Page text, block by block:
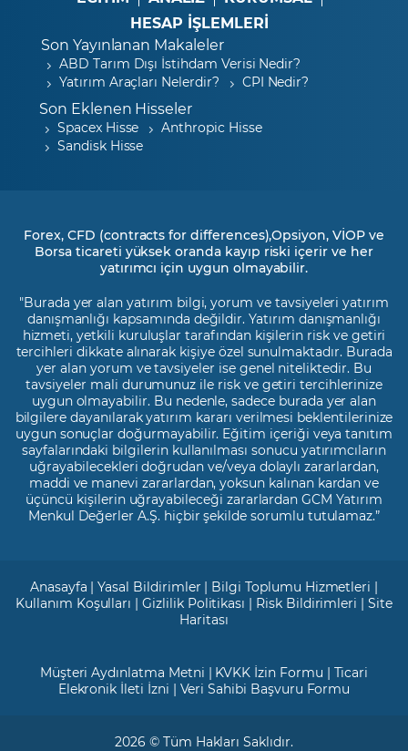
HESAP İŞLEMLERİ
Son Yayınlanan Makaleler
ABD Tarım Dışı İstihdam Verisi Nedir?
Yatırım Araçları Nelerdir?
CPI Nedir?
Son Eklenen Hisseler
Spacex Hisse
Anthropic Hisse
Sandisk Hisse
Forex, CFD (contracts for differences),Opsiyon, VİOP ve
Borsa ticareti yüksek oranda kayıp riski içerir ve her
yatırımcı için uygun olmayabilir.
"Burada yer alan yatırım bilgi, yorum ve tavsiyeleri yatırım
danışmanlığı kapsamında değildir. Yatırım danışmanlığı
hizmeti, yetkili kuruluşlar tarafından kişilerin risk ve getiri
tercihleri dikkate alınarak kişiye özel sunulmaktadır. Burada
yer alan yorum ve tavsiyeler ise genel niteliktedir. Bu
tavsiyeler mali durumunuz ile risk ve getiri tercihlerinize
uygun olmayabilir. Bu nedenle, sadece burada yer alan
bilgilere dayanılarak yatırım kararı verilmesi beklentilerinize
uygun sonuçlar doğurmayabilir. Eğitim içeriği veya tanıtım
sayfalarındaki bilgilerin kullanılması sonucu yatırımcıların
uğrayabilecekleri doğrudan ve/veya dolaylı zararlardan,
maddi ve manevi zararlardan, yoksun kalınan kardan ve
üçüncü kişilerin uğrayabileceği zararlardan GCM Yatırım
Menkul Değerler A.Ş. hiçbir şekilde sorumlu tutulamaz.”
Anasayfa |Yasal Bildirimler | Bilgi Toplumu Hizmetleri |
Kullanım Koşulları |Gizlilik Politikası | Risk Bildirimleri |Site
Haritası
Müşteri Aydınlatma Metni | KVKK İzin Formu | Ticari
Elekronik İleti İzni | Veri Sahibi Başvuru Formu
2026 © Tüm Hakları Saklıdır.